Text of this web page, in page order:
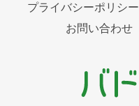
プライバシーポリシー
お問い合わせ